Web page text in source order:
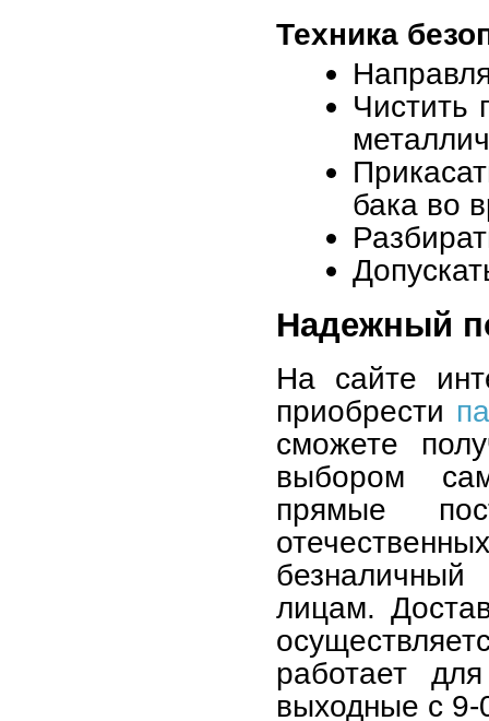
Техника
Чистить
бака во
Надежный
На сайте
приобрести
сможете
выбором
прямые
лицам.
работает
выходные с 9-